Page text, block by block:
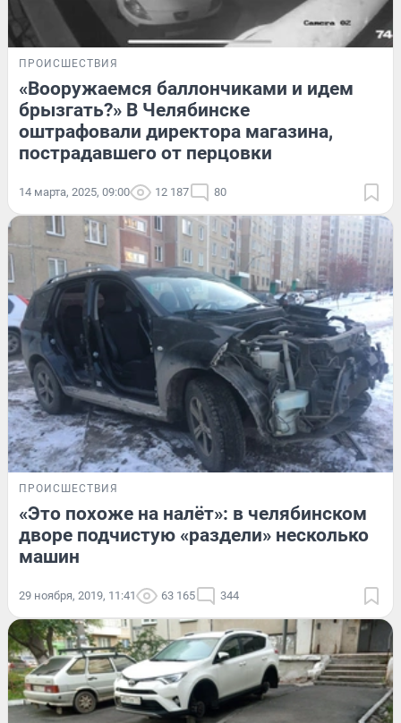
ПРОИСШЕСТВИЯ
«Вооружаемся баллончиками и идем
брызгать?» В Челябинске
оштрафовали директора магазина,
пострадавшего от перцовки
14 марта, 2025, 09:00 12 187 80
ПРОИСШЕСТВИЯ
«Это похоже на налёт»: в челябинском
дворе подчистую «раздели» несколько
машин
29 ноября, 2019, 11:41 63 165 344